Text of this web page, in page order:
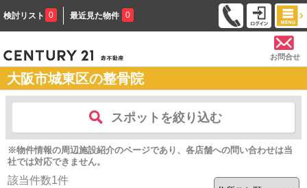
検討リスト 0 最近見た物件 0
お問合せ
大阪市城東区の整骨院
スポットを絞り込む
※物件情報の周辺施設紹介のページであり、各店舗への問い合わせは当
社では対応できません。
該当件数1件